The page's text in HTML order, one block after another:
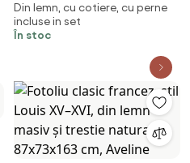
exterior natur din lemn de
bambus, „Korfu”
Din lemn, cu cotiere, cu perne
incluse in set
În stoc